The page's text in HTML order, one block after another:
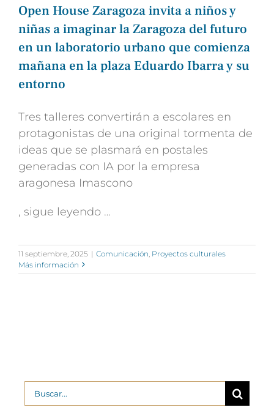
Open House Zaragoza invita a niños y
niñas a imaginar la Zaragoza del futuro
en un laboratorio urbano que comienza
mañana en la plaza Eduardo Ibarra y su
entorno
Tres talleres convertirán a escolares en
protagonistas de una original tormenta de
ideas que se plasmará en postales
generadas con IA por la empresa
aragonesa Imascono
, sigue leyendo …
11 septiembre, 2025 | Comunicación Proyectos culturales
Más información
Buscar: